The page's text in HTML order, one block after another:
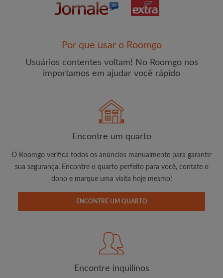
Li, entendi e concordo com os
Termos e Condições de
uso e com a Política de Privadicade
CRIAR PERFIL
Por que usar o Roomgo
Usuários contentes voltam! No Roomgo nos
importamos em ajudar você rápido
Encontre um quarto
O Roomgo verifica todos os anúncios manualmente para garantir
sua segurança. Encontre o quarto perfeito para você, contate o
dono e marque uma visita hoje mesmo!
ENCONTRE UM QUARTO
Encontre inquilinos